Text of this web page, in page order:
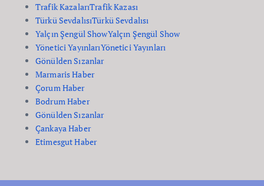
Trafik KazalarıTrafik Kazası
Türkü SevdalısıTürkü Sevdalısı
Yalçın Şengül ShowYalçın Şengül Show
Yönetici YayınlarıYönetici Yayınları
Gönülden Sızanlar
Marmaris Haber
Çorum Haber
Bodrum Haber
Gönülden Sızanlar
Çankaya Haber
Etimesgut Haber